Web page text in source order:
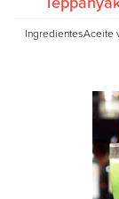
IngredientesAceite